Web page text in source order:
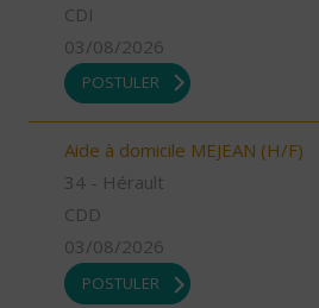
CDI
03/08/2026
POSTULER
Aide à domicile MEJEAN (H/F)
34 - Hérault
CDD
03/08/2026
POSTULER